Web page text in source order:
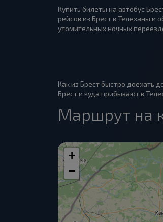
Купить билеты на автобус
рейсов из Брест в Телеханы и
утомительных ночных
Как из Брест быстро доехать
Брест и куда прибывают в
Маршрут на
+
−